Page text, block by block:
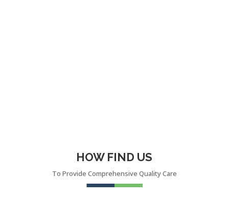
HOW FIND US
To Provide Comprehensive Quality Care